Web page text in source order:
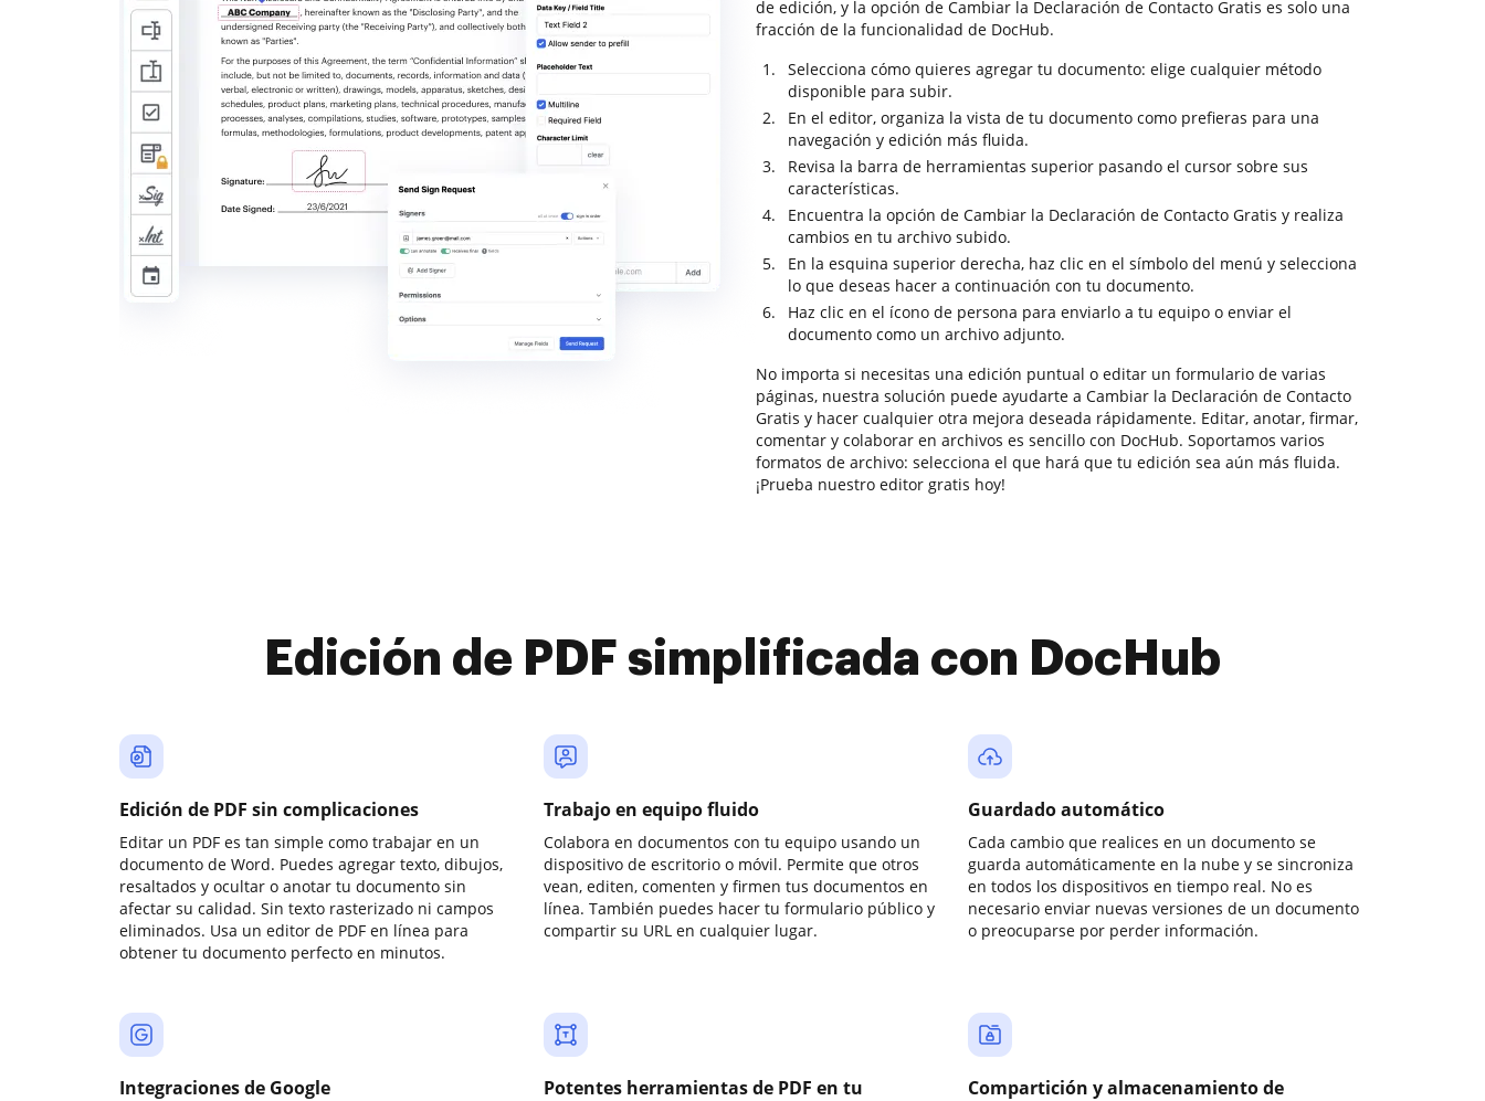
de edición, y la opción de Cambiar la Declaración de Contacto Gratis es solo una
fracción de la funcionalidad de DocHub.
Selecciona cómo quieres agregar tu documento: elige cualquier método
disponible para subir.
En el editor, organiza la vista de tu documento como prefieras para una
navegación y edición más fluida.
Revisa la barra de herramientas superior pasando el cursor sobre sus
características.
Encuentra la opción de Cambiar la Declaración de Contacto Gratis y realiza
cambios en tu archivo subido.
En la esquina superior derecha, haz clic en el símbolo del menú y selecciona
lo que deseas hacer a continuación con tu documento.
Haz clic en el ícono de persona para enviarlo a tu equipo o enviar el
documento como un archivo adjunto.
No importa si necesitas una edición puntual o editar un formulario de varias
páginas, nuestra solución puede ayudarte a Cambiar la Declaración de Contacto
Gratis y hacer cualquier otra mejora deseada rápidamente. Editar, anotar, firmar,
comentar y colaborar en archivos es sencillo con DocHub. Soportamos varios
formatos de archivo: selecciona el que hará que tu edición sea aún más fluida.
¡Prueba nuestro editor gratis hoy!
Edición de PDF simplificada con DocHub
Edición de PDF sin complicaciones
Editar un PDF es tan simple como trabajar en un
documento de Word. Puedes agregar texto, dibujos,
resaltados y ocultar o anotar tu documento sin
afectar su calidad. Sin texto rasterizado ni campos
eliminados. Usa un editor de PDF en línea para
obtener tu documento perfecto en minutos.
Trabajo en equipo fluido
Colabora en documentos con tu equipo usando un
dispositivo de escritorio o móvil. Permite que otros
vean, editen, comenten y firmen tus documentos en
línea. También puedes hacer tu formulario público y
compartir su URL en cualquier lugar.
Guardado automático
Cada cambio que realices en un documento se
guarda automáticamente en la nube y se sincroniza
en todos los dispositivos en tiempo real. No es
necesario enviar nuevas versiones de un documento
o preocuparse por perder información.
Integraciones de Google
Potentes herramientas de PDF en tu
Compartición y almacenamiento de